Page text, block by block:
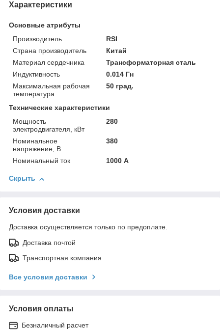
Характеристики
Основные атрибуты
Производитель
RSI
Страна производитель
Китай
Материал сердечника
Трансформаторная сталь
Индуктивность
0.014 Гн
Максимальная рабочая
температура
50 град.
Технические характеристики
Мощность
электродвигателя, кВт
280
Номинальное
напряжение, В
380
Номинальный ток 1000 А
Скрыть
Условия доставки
Доставка осуществляется только по предоплате.
Доставка почтой
Транспортная компания
Все условия доставки
Условия оплаты
Безналичный расчет